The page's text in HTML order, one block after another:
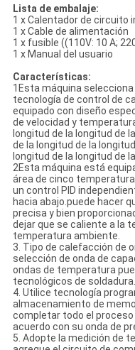
Lista de embalaje:
1 x Calentador de circuito
1 x Cable de alimentación
1 x fusible ((110V: 10 A;
1 x Manual del usuario
Características:
1Esta máquina
tecnología de control de
equipado con diseño
de velocidad y
longitud de la longitud de
de la longitud de la
longitud de la longitud de
2Esta máquina está
área de cinco
un control PID
hacia abajo.puede hacer
precisa y bien
dejar que se caliente a la
temperatura ambiente.
3. Tipo de calefacción de
selección de onda de
ondas de temperatura
tecnológicos de soldadura.
4. Utilice tecnología
almacenamiento de
completar todo el
acuerdo con su onda de
5. Adopte la medición de